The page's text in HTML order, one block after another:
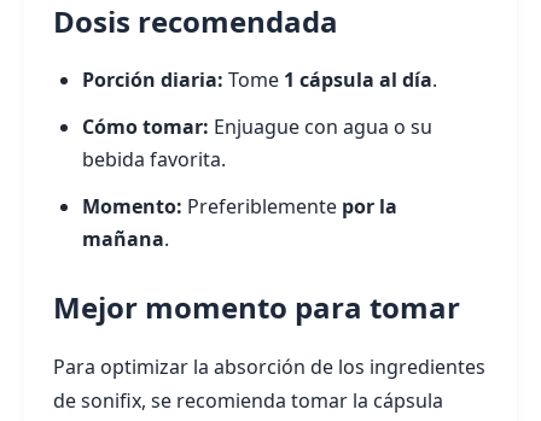
Dosis recomendada
Porción diaria: Tome 1 cápsula al día.
Cómo tomar: Enjuague con agua o su
bebida favorita.
Momento: Preferiblemente por la
mañana.
Mejor momento para tomar
Para optimizar la absorción de los ingredientes
de sonifix, se recomienda tomar la cápsula